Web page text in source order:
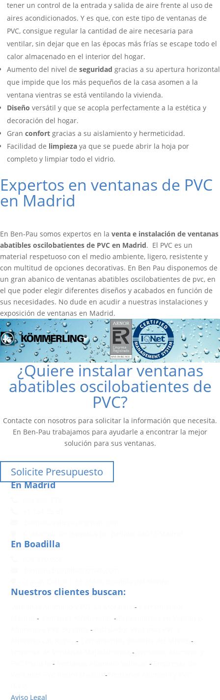
tener un control de la entrada y salida de aire frente al uso de
aires acondicionados. Y es que, con este tipo de ventanas de
PVC, consigue regular la cantidad de aire necesaria para
ventilar, sin dejar que en las épocas más frías se escape todo el
calor almacenado en el interior del hogar.
Aumento del nivel de seguridad gracias a su apertura horizontal
que impide que los más pequeños de la casa asomen a la
ventana vientras se está ventilando la vivienda.
Diseño versátil y que se acopla perfectamente a la estética y
decoración del hogar.
Gran confort gracias a su aislamiento y hermeticidad.
Facilidad de limpieza ya que se puede abrir la hoja por
completo y limpiar todo el vidrio.
Expertos en ventanas de PVC
en Madrid
En Ben-Pau somos expertos en la venta e instalación de ventanas
abatibles oscilobatientes de PVC en Madrid. El PVC es un
material respetuoso con el medio ambiente, ligero, resistente y
con multitud de opciones decorativas. En Ben Pau disponemos de
un gran abanico de ventanas abatibles oscilobatientes de pvc, en
el que poder elegir diferentes diseños y acabados en función de
sus necesidades. No dude en acudir a nuestras instalaciones y
exposición de ventanas en Madrid.
¿Quiere instalar ventanas
abatibles oscilobatientes de
PVC?
Contacte con nosotros para solicitar la información que necesita.
En Ben-Pau trabajamos para ayudarle a encontrar la mejor
solución para sus ventanas.
Solicite Presupuesto
En Madrid
En Boadilla
Nuestros clientes buscan:
-
- -
-
-
-
-
- -
-
Aviso Legal